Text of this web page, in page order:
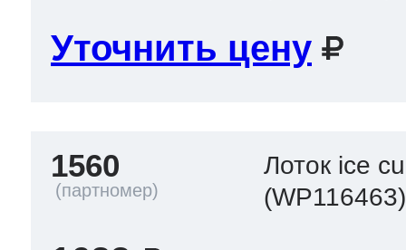
Уточнить цену
1560
Лоток ice
(WP116463)